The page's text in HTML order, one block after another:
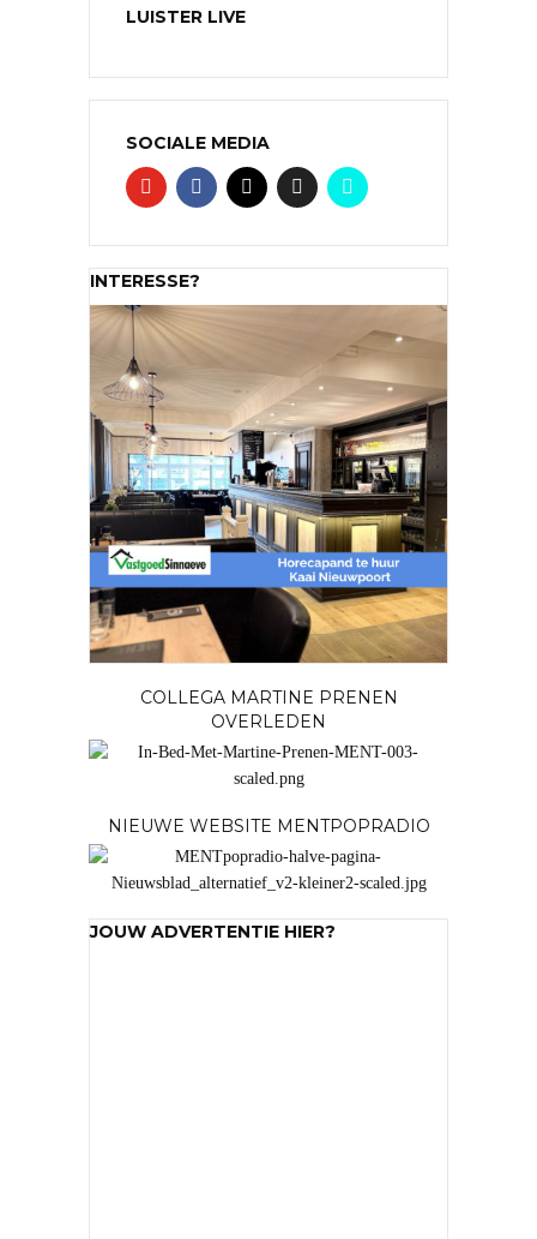
LUISTER LIVE
SOCIALE MEDIA
INTERESSE?
COLLEGA MARTINE PRENEN
OVERLEDEN
NIEUWE WEBSITE MENTPOPRADIO
JOUW ADVERTENTIE HIER?